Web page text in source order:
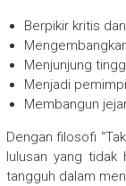
Berpikir kritis
Menjunjung
Menjadi
Membangun
Dengan filosofi
lulusan yang
tangguh dalam